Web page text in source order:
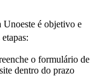
Unoeste é objetivo e
o formulário de
dentro do prazo